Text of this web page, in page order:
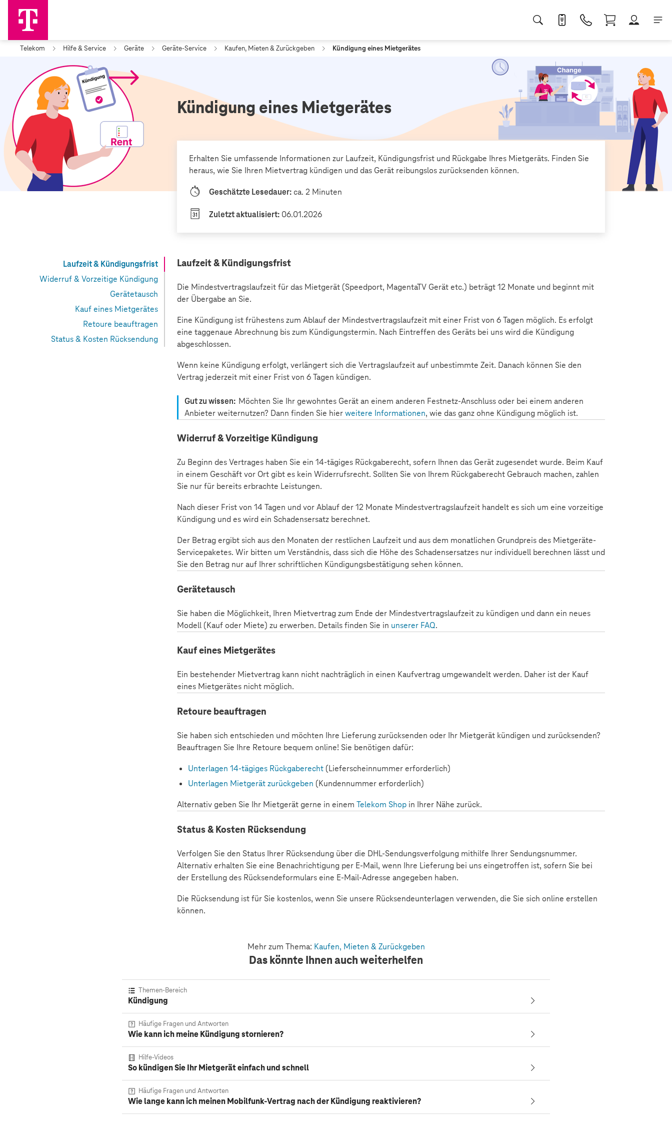
Telekom Hilfe & Service Geräte Geräte-Service Kaufen, Mieten & Zurückgeben Kündigung eines Mietgerätes
Kündigung eines Mietgerätes
Erhalten Sie umfassende Informationen zur Laufzeit, Kündigungsfrist und Rückgabe Ihres Mietgeräts. Finden Sie
heraus, wie Sie Ihren Mietvertrag kündigen und das Gerät reibungslos zurücksenden können.
Geschätzte Lesedauer: ca. 2 Minuten
Zuletzt aktualisiert: 06.01.2026
Laufzeit & Kündigungsfrist
Widerruf & Vorzeitige Kündigung
Gerätetausch
Kauf eines Mietgerätes
Retoure beauftragen
Status & Kosten Rücksendung
Laufzeit & Kündigungsfrist
Die Mindestvertragslaufzeit für das Mietgerät (Speedport, MagentaTV Gerät etc.) beträgt 12 Monate und beginnt mit
der Übergabe an Sie.
Eine Kündigung ist frühestens zum Ablauf der Mindestvertragslaufzeit mit einer Frist von 6 Tagen möglich. Es erfolgt
eine taggenaue Abrechnung bis zum Kündigungstermin. Nach Eintreffen des Geräts bei uns wird die Kündigung
abgeschlossen.
Wenn keine Kündigung erfolgt, verlängert sich die Vertragslaufzeit auf unbestimmte Zeit. Danach können Sie den
Vertrag jederzeit mit einer Frist von 6 Tagen kündigen.
Gut zu wissen: Möchten Sie Ihr gewohntes Gerät an einem anderen Festnetz-Anschluss oder bei einem anderen
Anbieter weiternutzen? Dann finden Sie hierweitere Informationen, wie das ganz ohne Kündigung möglich ist.
Widerruf & Vorzeitige Kündigung
Zu Beginn des Vertrages haben Sie ein 14-tägiges Rückgaberecht, sofern Ihnen das Gerät zugesendet wurde. Beim Kauf
in einem Geschäft vor Ort gibt es kein Widerrufsrecht. Sollten Sie von Ihrem Rückgaberecht Gebrauch machen, zahlen
Sie nur für bereits erbrachte Leistungen.
Nach dieser Frist von 14 Tagen und vor Ablauf der 12 Monate Mindestvertragslaufzeit handelt es sich um eine vorzeitige
Kündigung und es wird ein Schadensersatz berechnet.
Der Betrag ergibt sich aus den Monaten der restlichen Laufzeit und aus dem monatlichen Grundpreis des Mietgeräte-
Servicepaketes. Wir bitten um Verständnis, dass sich die Höhe des Schadensersatzes nur individuell berechnen lässt und
Sie den Betrag nur auf Ihrer schriftlichen Kündigungsbestätigung sehen können.
Gerätetausch
Sie haben die Möglichkeit, Ihren Mietvertrag zum Ende der Mindestvertragslaufzeit zu kündigen und dann ein neues
Modell (Kauf oder Miete) zu erwerben. Details finden Sie in unserer FAQ.
Kauf eines Mietgerätes
Ein bestehender Mietvertrag kann nicht nachträglich in einen Kaufvertrag umgewandelt werden. Daher ist der Kauf
eines Mietgerätes nicht möglich.
Retoure beauftragen
Sie haben sich entschieden und möchten Ihre Lieferung zurücksenden oder Ihr Mietgerät kündigen und zurücksenden?
Beauftragen Sie Ihre Retoure bequem online! Sie benötigen dafür:
Unterlagen 14-tägiges Rückgaberecht(Lieferscheinnummer erforderlich)
Unterlagen Mietgerät zurückgeben (Kundennummer erforderlich)
Alternativ geben Sie Ihr Mietgerät gerne in einem Telekom Shop in Ihrer Nähe zurück.
Status & Kosten Rücksendung
Verfolgen Sie den Status Ihrer Rücksendung über die DHL-Sendungsverfolgung mithilfe Ihrer Sendungsnummer.
Alternativ erhalten Sie eine Benachrichtigung per E-Mail, wenn Ihre Lieferung bei uns eingetroffen ist, sofern Sie bei
der Erstellung des Rücksendeformulars eine E-Mail-Adresse angegeben haben.
Die Rücksendung ist für Sie kostenlos, wenn Sie unsere Rücksendeunterlagen verwenden, die Sie sich online erstellen
können.
Mehr zum Thema: Kaufen, Mieten & Zurückgeben
Das könnte Ihnen auch weiterhelfen
Themen-Bereich
Kündigung
Häufige Fragen und Antworten
Wie kann ich meine Kündigung stornieren?
Hilfe-Videos
So kündigen Sie Ihr Mietgerät einfach und schnell
Häufige Fragen und Antworten
Wie lange kann ich meinen Mobilfunk-Vertrag nach der Kündigung reaktivieren?